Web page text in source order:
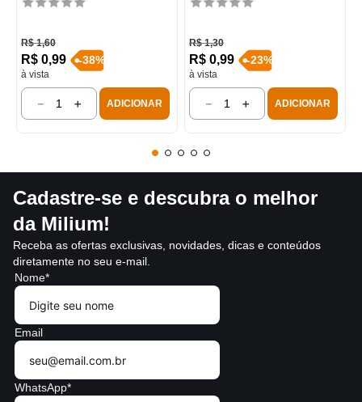
R$ 1,60
R$ 0,99
à vista
-38%
＋
－ ADICIONAR
R$ 1,30
R$ 0,99
à vista
-23%
＋
－ ADICIONAR
Cadastre-se e descubra o melhor
da Milium!
Receba as ofertas exclusivas, novidades, dicas e conteúdos
diretamente no seu e-mail.
Nome*
Email
WhatsApp*